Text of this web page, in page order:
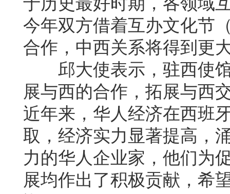
今年双方借着互办文化节
合作，中西关系将得到更
邱大使表示，驻西使馆
展与西的合作，拓展与西
近年来，华人经济在西班
取，经济实力显著提高，
力的华人企业家，他们为
展均作出了积极贡献，希